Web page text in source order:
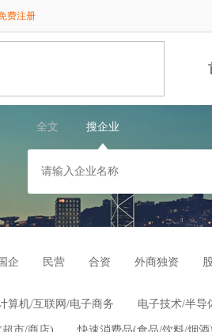
费注册
全文 搜企业
国企 民营 合资 外商独资
算机/互联网/电子商务 电子技术/半导